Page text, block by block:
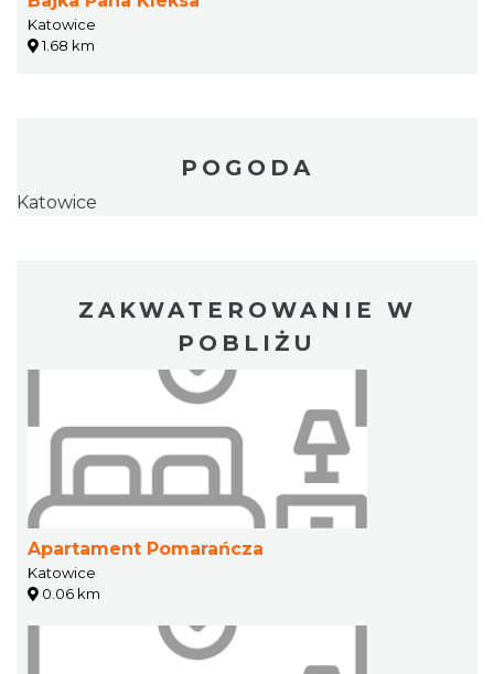
Katowice
1.68 km
POGODA
Katowice
ZAKWATEROWANIE W
POBLIŻU
Apartament Pomarańcza
Katowice
0.06 km